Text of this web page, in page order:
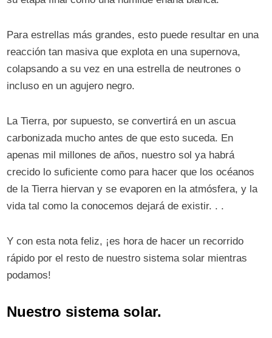
Para estrellas más grandes, esto puede resultar en una
reacción tan masiva que explota en una supernova,
colapsando a su vez en una estrella de neutrones o
incluso en un agujero negro.
La Tierra, por supuesto, se convertirá en un ascua
carbonizada mucho antes de que esto suceda. En
apenas mil millones de años, nuestro sol ya habrá
crecido lo suficiente como para hacer que los océanos
de la Tierra hiervan y se evaporen en la atmósfera, y la
vida tal como la conocemos dejará de existir. . .
Y con esta nota feliz, ¡es hora de hacer un recorrido
rápido por el resto de nuestro sistema solar mientras
podamos!
Nuestro sistema solar.